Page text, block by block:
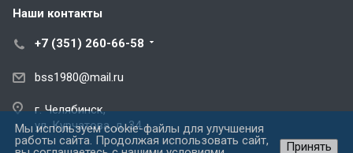
Наши контакты
+7 (351) 260-66-58
bss1980@mail.ru
г. Челябинск,
ул. Курчатова, д. 34
Мы используем cookie-файлы для улучшения
работы сайта. Продолжая использовать сайт,
Принять